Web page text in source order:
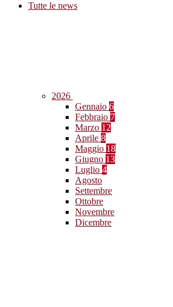
Tutte le news
2026
Gennaio 6
Febbraio 7
Marzo 12
Aprile 8
Maggio 18
Giugno 13
Luglio 4
Agosto
Settembre
Ottobre
Novembre
Dicembre